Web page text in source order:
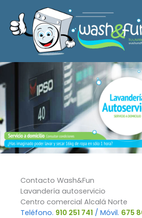
contenido
Contacto Wash&Fun
Lavandería autoservicio
Centro comercial Alcalá Norte
Teléfono. 910 251 741 / Móvil. 675